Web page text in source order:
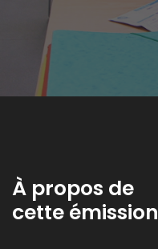
À propos de
cette émission